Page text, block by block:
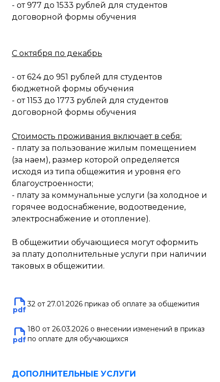
- от 977 до 1533 рублей для студентов
договорной формы обучения
С октября по декабрь
- от 624 до 951 рублей для студентов
бюджетной формы обучения
- от 1153 до 1773 рублей для студентов
договорной формы обучения
Стоимость проживания включает в себя:
- плату за пользование жилым помещением
(за наем), размер которой определяется
исходя из типа общежития и уровня его
благоустроенности;
- плату за коммунальные услуги (за холодное и
горячее водоснабжение, водоотведение,
электроснабжение и отопление).
В общежитии обучающиеся могут оформить
за плату дополнительные услуги при наличии
таковых в общежитии.
pdf
32 от 27.01.2026 приказ об оплате за общежития
pdf
180 от 26.03.2026 о внесении изменений в приказ
по оплате для обучающихся
ДОПОЛНИТЕЛЬНЫЕ УСЛУГИ